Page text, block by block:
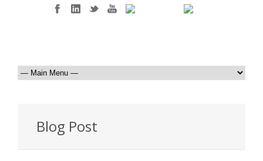
Blog Post